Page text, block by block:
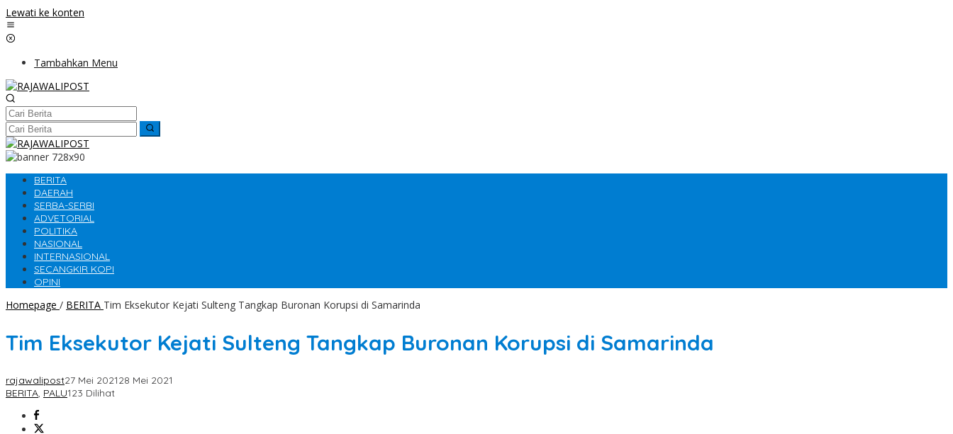
Lewati ke konten
Tambahkan Menu
BERITA
DAERAH
SERBA-SERBI
ADVETORIAL
POLITIKA
NASIONAL
INTERNASIONAL
SECANGKIR KOPI
OPINI
Homepage / BERITA Tim Eksekutor Kejati Sulteng Tangkap Buronan Korupsi di Samarinda
Tim Eksekutor Kejati Sulteng Tangkap Buronan Korupsi di Samarinda
rajawalipost27 Mei 202128 Mei 2021
BERITA, PALU123 Dilihat